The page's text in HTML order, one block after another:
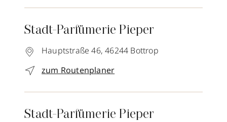
Stadt-Parfümerie Pieper
Hauptstraße 46, 46244 Bottrop
zum Routenplaner
Stadt-Parfümerie Pieper